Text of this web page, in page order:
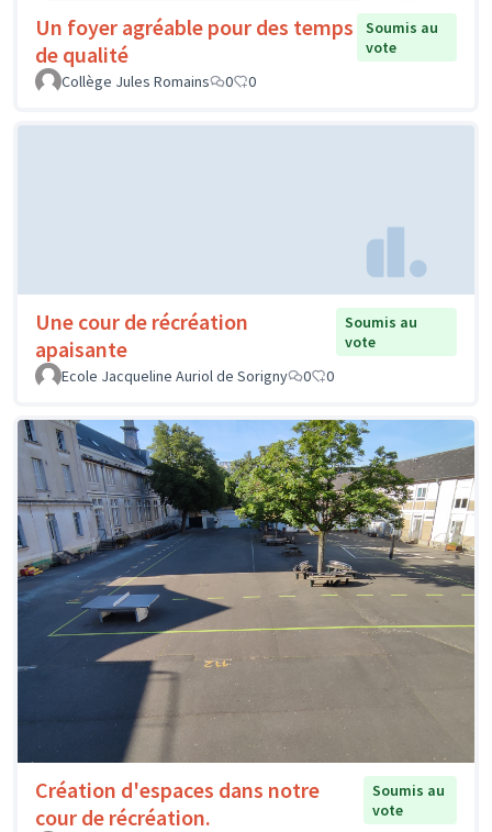
Un foyer agréable pour des temps
de qualité
Soumis au
vote
Collège Jules Romains
0 0
Une cour de récréation
apaisante
Soumis au
vote
Ecole Jacqueline Auriol de Sorigny
0 0
Création d'espaces dans notre
cour de récréation.
Soumis au
vote